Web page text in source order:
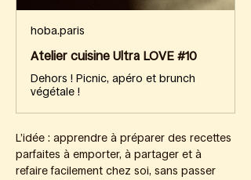
hoba.paris
Atelier cuisine Ultra LOVE #10
Dehors ! Picnic, apéro et brunch
végétale !
L’idée : apprendre à préparer des recettes
parfaites à emporter, à partager et à
refaire facilement chez soi, sans passer